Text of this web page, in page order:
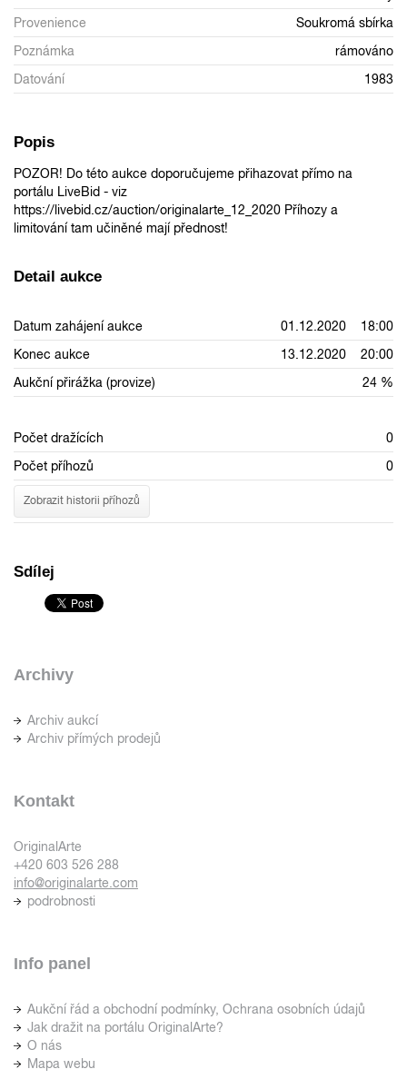
Provenience
Soukromá sbírka
Poznámka
rámováno
Datování
1983
Popis
POZOR! Do této aukce doporučujeme přihazovat přímo na
portálu LiveBid - viz
https://livebid.cz/auction/originalarte_12_2020 Příhozy a
limitování tam učiněné mají přednost!
Detail aukce
Datum zahájení aukce
01.12.2020 18:00
Konec aukce
13.12.2020 20:00
Aukční přirážka (provize)
24 %
Počet dražících
0
Počet příhozů
0
Zobrazit historii příhozů
Sdílej
Archivy
Archiv aukcí
Archiv přímých prodejů
Kontakt
OriginalArte
+420 603 526 288
info@originalarte.com
podrobnosti
Info panel
Aukční řád a obchodní podmínky, Ochrana osobních údajů
Jak dražit na portálu OriginalArte?
O nás
Mapa webu